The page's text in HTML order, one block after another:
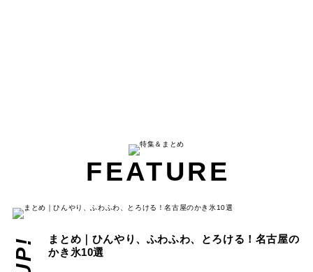
FEATURE
まとめ｜ひんやり、ふわふわ、とろける！名古屋の
かき氷10選